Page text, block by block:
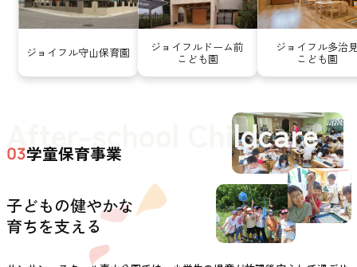
ジョイフル守山保育園 ジョイフルドーム前
こども園
ジョイフル多治
こども園
After-school Childcare
03学童保育事業
子どもの健やかな
育ちを支える